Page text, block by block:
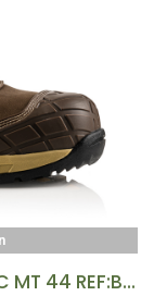
TRADEZ MIDDELHOOG BRUIN S3/SRC MT 44 REF:BLITZBR-44 BUCKBOOTZ